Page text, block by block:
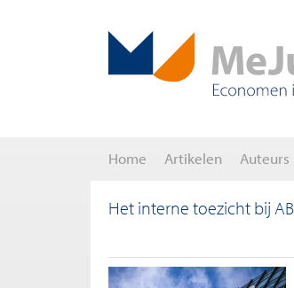
Home Artikelen Auteurs
Het interne toezicht bij